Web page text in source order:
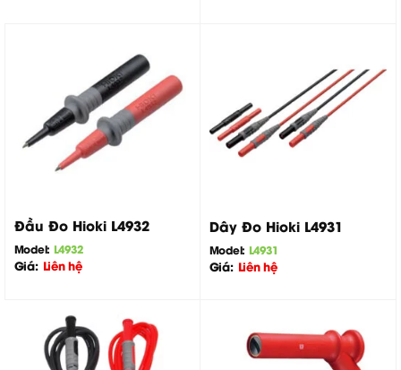
Đầu Đo Hioki L4932
Model: L4932
Giá: Liên hệ
Dây Đo Hioki L4931
Model: L4931
Giá: Liên hệ